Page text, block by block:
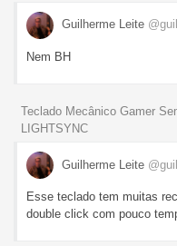
Guilherme Leite
Nem BH
Teclado Mecânico Gamer
LIGHTSYNC
Guilherme Leite
Esse teclado tem muitas
double click com pouco